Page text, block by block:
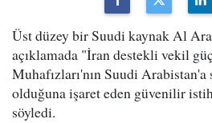
Üst düzey bir Suudi kaynak Al
açıklamada "İran destekli vekil
Muhafızları'nın Suudi Arabistan'a
olduğuna işaret eden güvenilir
söyledi.